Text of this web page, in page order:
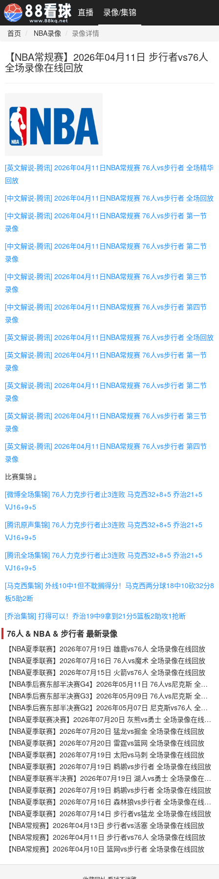
直播 录像/集锦
首页 NBA录像 录像详情
【NBA常规赛】2026年04月11日 步行者vs76人
全场录像在线回放
[英文解说-腾讯] 2026年04月11日NBA常规赛 76人vs步行者 全场精华
回放
[中文解说-腾讯] 2026年04月11日NBA常规赛 76人vs步行者 全场回放
[中文解说-腾讯] 2026年04月11日NBA常规赛 76人vs步行者 第一节
录像
[中文解说-腾讯] 2026年04月11日NBA常规赛 76人vs步行者 第二节
录像
[中文解说-腾讯] 2026年04月11日NBA常规赛 76人vs步行者 第三节
录像
[中文解说-腾讯] 2026年04月11日NBA常规赛 76人vs步行者 第四节
录像
[英文解说-腾讯] 2026年04月11日NBA常规赛 76人vs步行者 全场回放
[英文解说-腾讯] 2026年04月11日NBA常规赛 76人vs步行者 第一节
录像
[英文解说-腾讯] 2026年04月11日NBA常规赛 76人vs步行者 第二节
录像
[英文解说-腾讯] 2026年04月11日NBA常规赛 76人vs步行者 第三节
录像
[英文解说-腾讯] 2026年04月11日NBA常规赛 76人vs步行者 第四节
录像
比赛集锦↓
[微博全场集锦] 76人力克步行者止3连败 马克西32+8+5 乔治21+5
VJ16+9+5
[腾讯原声集锦] 76人力克步行者止3连败 马克西32+8+5 乔治21+5
VJ16+9+5
[腾讯全场集锦] 76人力克步行者止3连败 马克西32+8+5 乔治21+5
VJ16+9+5
[马克西集锦] 外线10中1但不耽搁得分！马克西两分球18中10砍32分8
板5助2断
[乔治集锦] 打得可以！乔治19中9拿到21分5篮板2助攻1抢断
76人 & NBA & 步行者 最新录像
【NBA夏季联赛】2026年07月19日 雄鹿vs76人 全场录像在线回放
【NBA夏季联赛】2026年07月16日 76人vs魔术 全场录像在线回放
【NBA夏季联赛】2026年07月15日 火箭vs76人 全场录像在线回放
【NBA季后赛东部半决赛G4】2026年05月11日 76人vs尼克斯 全场录像在线回放
【NBA季后赛东部半决赛G3】2026年05月09日 76人vs尼克斯 全场录像在线回放
【NBA季后赛东部半决赛G2】2026年05月07日 尼克斯vs76人 全场录像在线回放
【NBA夏季联赛决赛】2026年07月20日 灰熊vs勇士 全场录像在线回放
【NBA夏季联赛】2026年07月20日 猛龙vs掘金 全场录像在线回放
【NBA夏季联赛】2026年07月20日 雷霆vs篮网 全场录像在线回放
【NBA夏季联赛】2026年07月19日 太阳vs马刺 全场录像在线回放
【NBA夏季联赛】2026年07月19日 鹈鹕vs步行者 全场录像在线回放
【NBA夏季联赛半决赛】2026年07月19日 湖人vs勇士 全场录像在线回放
【NBA夏季联赛】2026年07月19日 鹈鹕vs步行者 全场录像在线回放
【NBA夏季联赛】2026年07月16日 森林狼vs步行者 全场录像在线回放
【NBA夏季联赛】2026年07月14日 步行者vs猛龙 全场录像在线回放
【NBA常规赛】2026年04月13日 步行者vs活塞 全场录像在线回放
【NBA常规赛】2026年04月11日 步行者vs76人 全场录像在线回放
【NBA常规赛】2026年04月10日 篮网vs步行者 全场录像在线回放